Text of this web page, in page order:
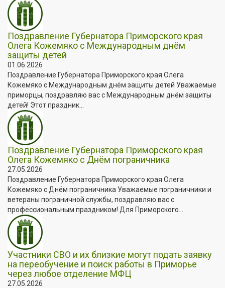
Поздравление Губернатора Приморского края
Олега Кожемяко с Международным днём
защиты детей
01.06.2026
Поздравление Губернатора Приморского края Олега
Кожемяко с Международным днём защиты детей Уважаемые
приморцы, поздравляю вас с Международным днём защиты
детей! Этот праздник...
Поздравление Губернатора Приморского края
Олега Кожемяко с Днём пограничника
27.05.2026
Поздравление Губернатора Приморского края Олега
Кожемяко с Днём пограничника Уважаемые пограничники и
ветераны пограничной службы, поздравляю вас с
профессиональным праздником! Для Приморского...
Участники СВО и их близкие могут подать заявку
на переобучение и поиск работы в Приморье
через любое отделение МФЦ
27.05.2026